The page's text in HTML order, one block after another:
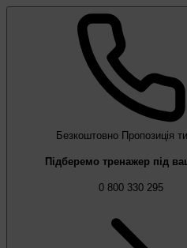
Безкоштовно Пропозиція
Підберемо тренажер під
0 800 330 295